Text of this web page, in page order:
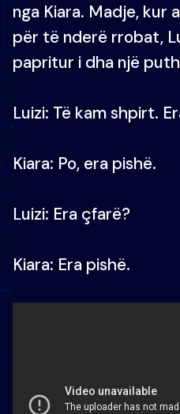
nga Kiara. Madje, kur
për të nderë rrobat,
papritur i dha një
Luizi: Të kam shpirt.
Kiara: Po, era pishë.
Luizi: Era çfarë?
Kiara: Era pishë.